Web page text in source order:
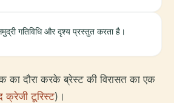
गतिविधि और दृश्य प्रस्तुत करता है।
का दौरा करके ब्रेस्ट की विरासत का एक
क्रेजी टूरिस्ट)।